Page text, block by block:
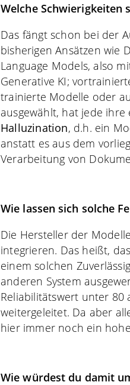
Welche Schwierigkeiten
Das fängt schon bei der
bisherigen Ansätzen wie
Language Models, also
Generative KI;
trainierte Modelle oder
ausgewählt, hat jede ihre
Halluzination, d.h. ein
anstatt es aus dem
Verarbeitung von
Wie lassen sich solche
Die Hersteller der
integrieren. Das heißt,
einem solchen
anderen System
Reliabilitätswert unter 80
weitergeleitet. Da aber
hier immer noch ein
Wie würdest du damit